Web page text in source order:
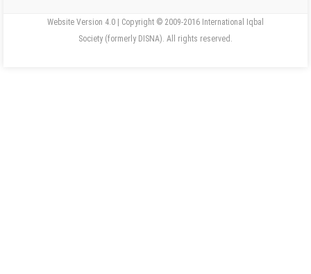
Website Version 4.0 | Copyright © 2009-2016 International Iqbal
Society (formerly DISNA). All rights reserved.